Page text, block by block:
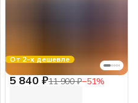
От 2-х дешевле
5 840 ₽11 900 ₽−51%